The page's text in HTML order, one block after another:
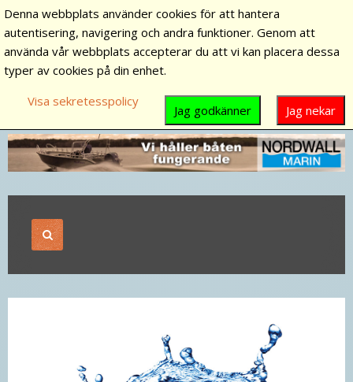
Denna webbplats använder cookies för att hantera
autentisering, navigering och andra funktioner. Genom att
använda vår webbplats accepterar du att vi kan placera dessa
typer av cookies på din enhet.
Visa sekretesspolicy
Jag nekar
Jag godkänner